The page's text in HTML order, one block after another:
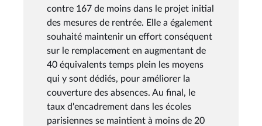
contre 167 de moins dans le projet initial
des mesures de rentrée. Elle a également
souhaité maintenir un effort conséquent
sur le remplacement en augmentant de
40 équivalents temps plein les moyens
qui y sont dédiés, pour améliorer la
couverture des absences. Au final, le
taux d'encadrement dans les écoles
parisiennes se maintient à moins de 20